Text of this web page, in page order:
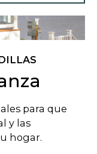
para que
y las
hogar.